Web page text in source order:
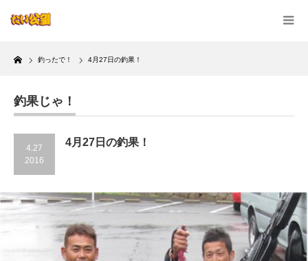
Home
釣ったで！ 4月27日の釣果！
釣果じゃ！
4.27
2016
4月27日の釣果！